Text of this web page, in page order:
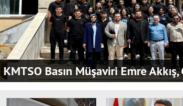
KMTSO Basın Müşaviri Emre